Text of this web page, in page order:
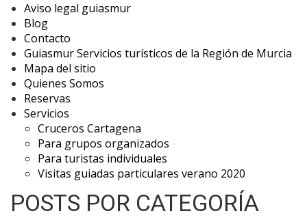
Aviso legal guiasmur
Blog
Contacto
Guiasmur Servicios turísticos de la Región de Murcia
Mapa del sitio
Quienes Somos
Reservas
Servicios
Cruceros Cartagena
Para grupos organizados
Para turistas individuales
Visitas guiadas particulares verano 2020
POSTS POR CATEGORÍA